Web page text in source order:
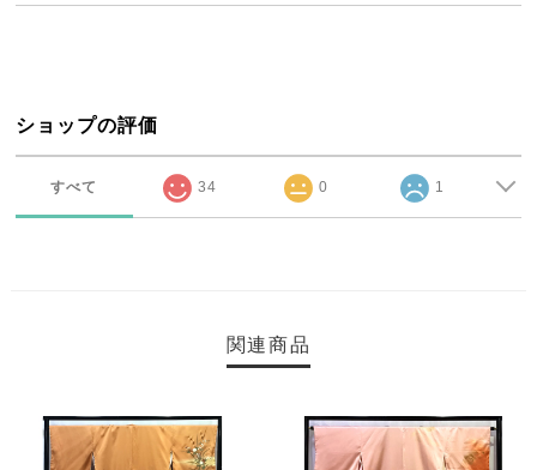
ショップの評価
すべて 34 0 1
関連商品